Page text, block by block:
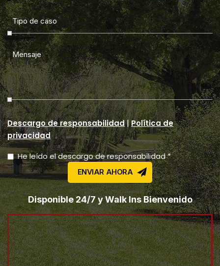
Descargo de responsabilidad|Política de
privacidad
He leído el descargo de responsabilidad *
Disponible 24/7 y Walk Ins Bienvenido